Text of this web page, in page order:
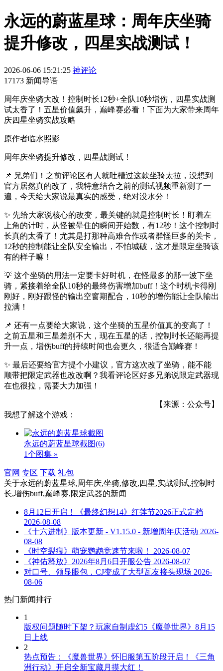
永远的蔚蓝星球：周年庆坐骑
提升修改，四星实战测试！
2026-06-06 15:21:25 神评论
17173 新闻导语
周年庆坐骑大改！控制时长12秒+全队10秒增伤，四星实战测
试太香了！五星价值飙升，巅峰赛必看！下面为大家带来周年
庆四星坐骑实战攻略
原作者临水照影
周年庆坐骑提升修改，四星战测试！
📌 兄弟们！之前评论区有人就吐槽过这款坐骑太拉，没想到
官方居然真的改了，我特意结合之前的测试视频重新测了一
遍，今天给大家说最真实的感受，绝对没水分！
✨ 先给大家说核心的改变，最关键的就是控制时长！盯着左
上角的计时，从怪被晕住的瞬间开始数，有12秒！这个控制时
长真的太香了！尤其是打那种高难合作或者群怪巨多的关卡，
12秒的控制能让全队安全输出，不怕城破，这才是限定坐骑该
有的样子嘛！
💡 这个坐骑的用法一定要卡好时机，在怪最多的那一波下坐
骑，紧接着给全队10秒的最终伤害增加buff！这个时机卡得刚
刚好，刚好跟怪的输出空窗期配合，10秒的增伤能让全队输出
拉满！
📌 还有一点要给大家说，这个坐骑的五星价值真的变高了！
之前五星和三星差别不大，现在五星的话，控制时长还能再提
升一点，增伤buff的持续时间也会更久，很适合巅峰赛！
✨ 最后还要给官方提个小建议，官方这次改了坐骑，能不能
顺带把限定武器也改改啊？我看评论区好多兄弟说限定武器现
在也很拉，需要大力加强！
【来源：公众号】
我想了解这个游戏：
永远的蔚蓝星球截图(6)
1个图集 »
官网 专区 下载 礼包
关于永远的蔚蓝星球,周年庆,坐骑,修改,四星,实战测试,控制时
长,增伤buff,巅峰赛,限定武器的新闻
8月12日开启！《最终幻想14》红莲节2026正式定档
2026-08-08
《十六进制》版本更新 - V1.15.0 - 新增周年庆活动 2026-
08-08
《时空裂痕》萌宠鹦鹉竞速节来啦！
2026-08-07
《神佑释放》2026年8月6日开服公告 2026-08-07
对口号、领显眼包，CJ变成了大型瓦友接头现场 2026-
08-06
热门新闻排行
1
版权问题随时下架？玩家自制虚幻5《魔兽世界》8月15
日上线
2
热点预告：《魔兽世界》怀旧服第五阶段开启！《三角
洲行动》开启全新宝藏月摸大红！